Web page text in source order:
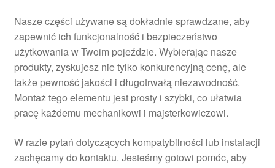
Nasze części używane są dokładnie sprawdzane, aby
zapewnić ich funkcjonalność i bezpieczeństwo
użytkowania w Twoim pojeździe. Wybierając nasze
produkty, zyskujesz nie tylko konkurencyjną cenę, ale
także pewność jakości i długotrwałą niezawodność.
Montaż tego elementu jest prosty i szybki, co ułatwia
pracę każdemu mechanikowi i majsterkowiczowi.
W razie pytań dotyczących kompatybilności lub instalacji
zachęcamy do kontaktu. Jesteśmy gotowi pomóc, aby